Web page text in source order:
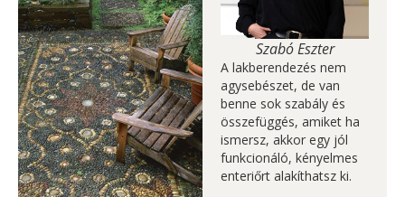
Szabó Eszter
A lakberendezés nem
agysebészet, de van
benne sok szabály és
összefüggés, amiket ha
ismersz, akkor egy jól
funkcionáló, kényelmes
enteriőrt alakíthatsz ki.